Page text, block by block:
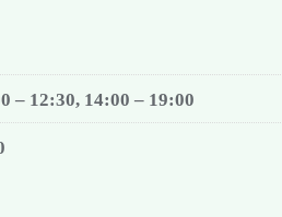
– 12:30, 14:00 – 19:00